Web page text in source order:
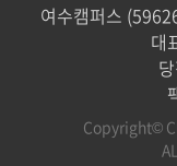
여수캠퍼스
대
Copyright©